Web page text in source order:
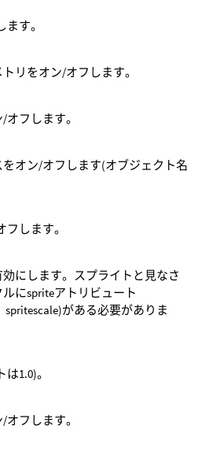
す。
リをオン/オフします。
フします。
オン/オフします(オブジェクト名
します。
にします。スプライトと見なさ
にspriteアトリビュート
spritescale)がある必要がありま
1.0)。
フします。